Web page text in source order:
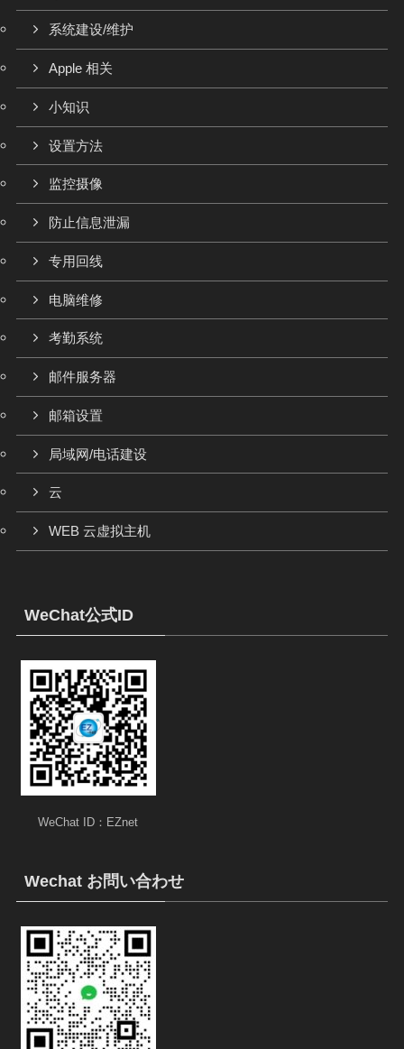
系统建设/维护
Apple 相关
小知识
设置方法
监控摄像
防止信息泄漏
专用回线
电脑维修
考勤系统
邮件服务器
邮箱设置
局域网/电话建设
云
WEB 云虚拟主机
WeChat公式ID
WeChat ID：EZnet
Wechat お問い合わせ